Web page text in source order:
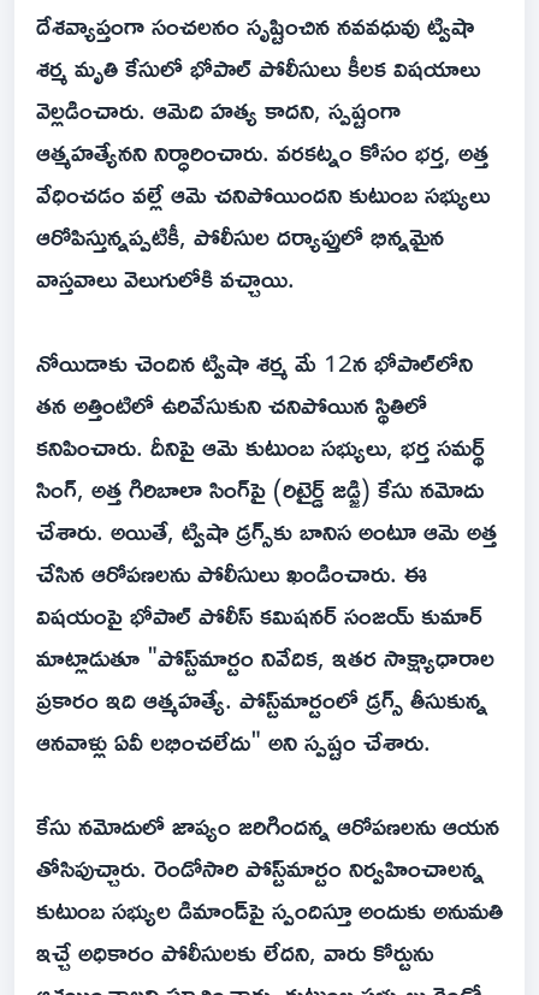
దేశవ్యాప్తంగా సంచలనం సృష్టించిన నవవధువు ట్విషా
శర్మ మృతి కేసులో భోపాల్ పోలీసులు కీలక విషయాలు
వెల్లడించారు. ఆమెది హత్య కాదని, స్పష్టంగా
ఆత్మహత్యేనని నిర్ధారించారు. వరకట్నం కోసం భర్త, అత్త
వేధించడం వల్లే ఆమె చనిపోయిందని కుటుంబ సభ్యులు
ఆరోపిస్తున్నప్పటికీ, పోలీసుల దర్యాప్తులో భిన్నమైన
వాస్తవాలు వెలుగులోకి వచ్చాయి.
నోయిడాకు చెందిన ట్విషా శర్మ మే 12న భోపాల్‌లోని
తన అత్తింటిలో ఉరివేసుకుని చనిపోయిన స్థితిలో
కనిపించారు. దీనిపై ఆమె కుటుంబ సభ్యులు, భర్త సమర్థ్
సింగ్, అత్త గిరిబాలా సింగ్‌పై (రిటైర్డ్ జడ్జి) కేసు నమోదు
చేశారు. అయితే, ట్విషా డ్రగ్స్‌కు బానిస అంటూ ఆమె అత్త
చేసిన ఆరోపణలను పోలీసులు ఖండించారు. ఈ
విషయంపై భోపాల్ పోలీస్ కమిషనర్ సంజయ్ కుమార్
మాట్లాడుతూ "పోస్ట్‌మార్టం నివేదిక, ఇతర సాక్ష్యాధారాల
ప్రకారం ఇది ఆత్మహత్యే. పోస్ట్‌మార్టంలో డ్రగ్స్ తీసుకున్న
ఆనవాళ్లు ఏవీ లభించలేదు" అని స్పష్టం చేశారు.
కేసు నమోదులో జాప్యం జరిగిందన్న ఆరోపణలను ఆయన
తోసిపుచ్చారు. రెండోసారి పోస్ట్‌మార్టం నిర్వహించాలన్న
కుటుంబ సభ్యుల డిమాండ్‌పై స్పందిస్తూ అందుకు అనుమతి
ఇచ్చే అధికారం పోలీసులకు లేదని, వారు కోర్టును